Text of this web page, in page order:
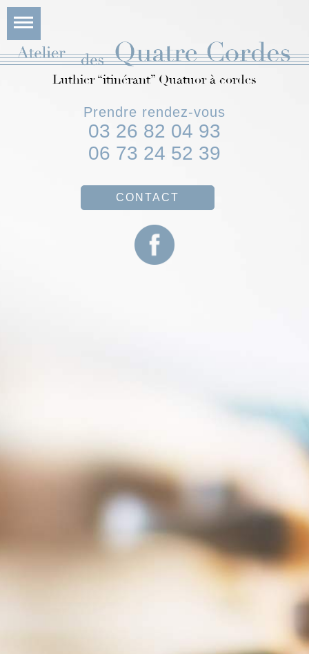
Luthier “itinérant” Quatuor à cordes
Prendre rendez-vous
03 26 82 04 93
06 73 24 52 39
CONTACT